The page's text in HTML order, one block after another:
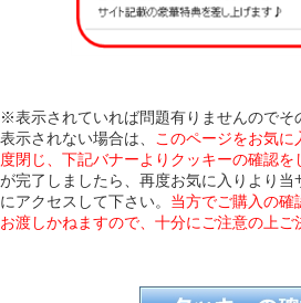
※表示されていれば問題有りませんのでそ
表示されない場合は、
このページをお気
度閉じ、下記バナーよりクッキーの確認を
が完了しましたら、再度お気に入りより
にアクセスして下さい。 当方でご購入の確
お渡しかねますので、十分にご注意の上ご